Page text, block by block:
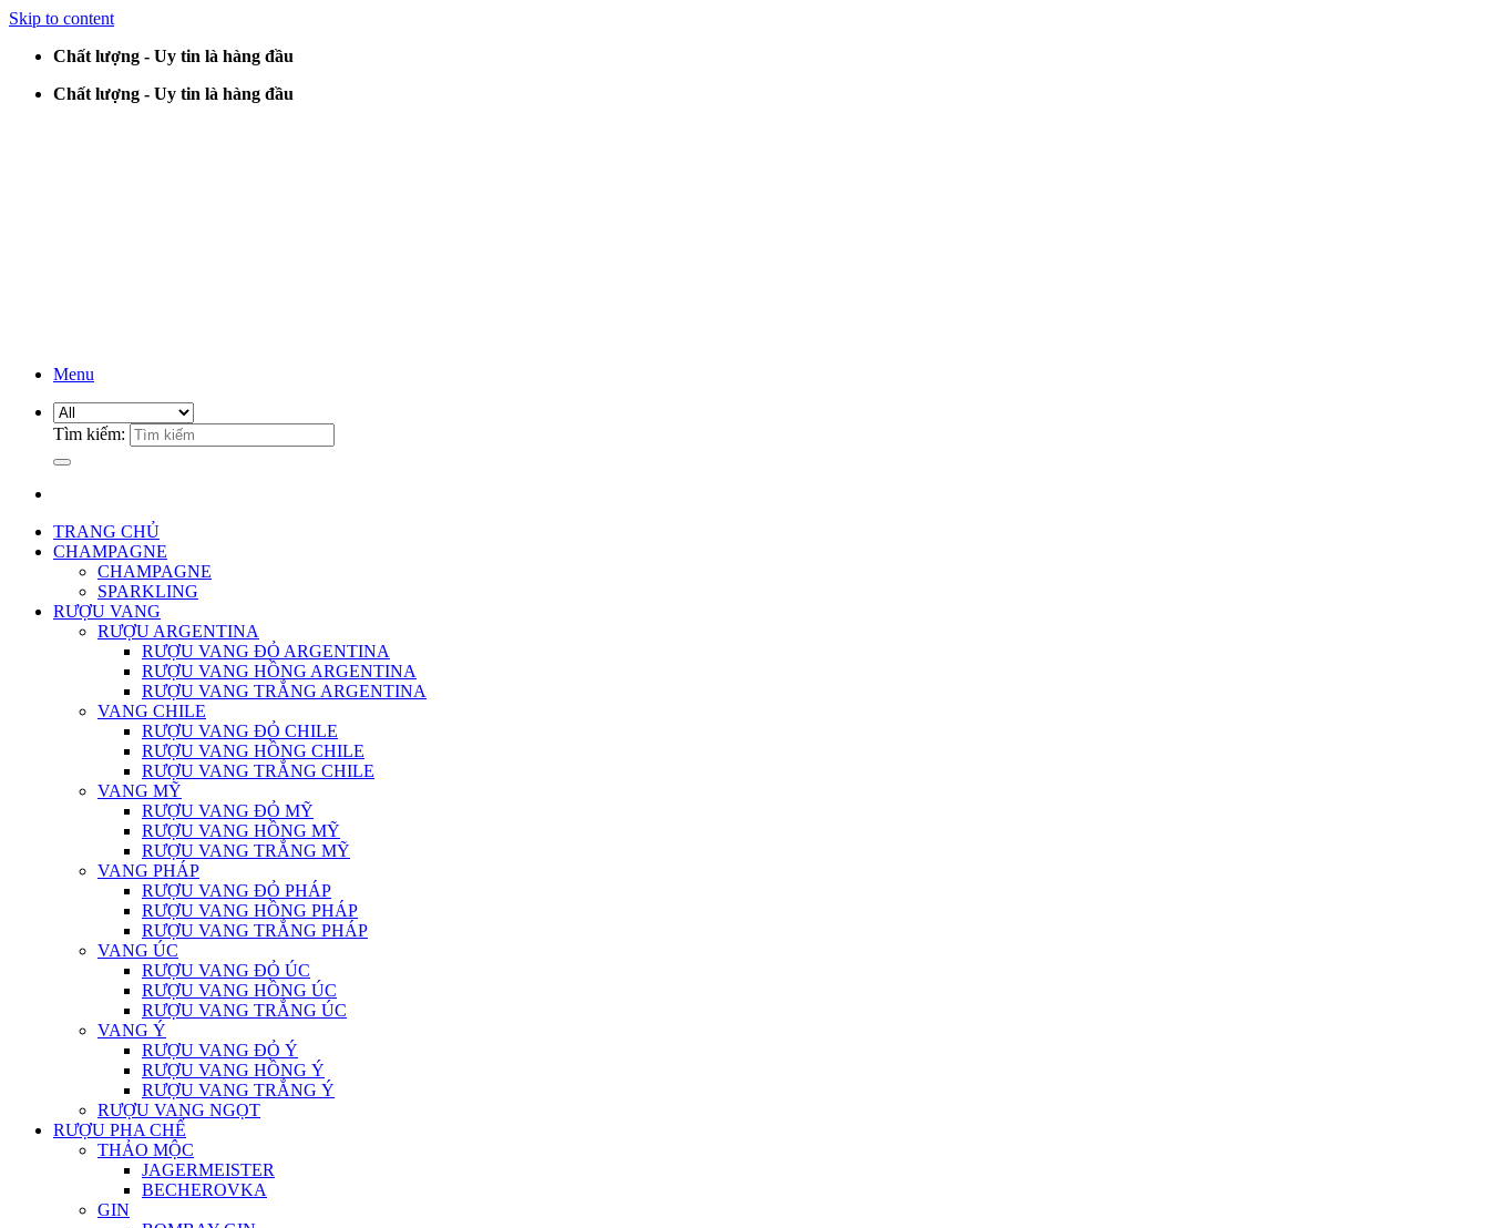
Skip to content
Chất lượng - Uy tin là hàng đầu
Chất lượng - Uy tin là hàng đầu
Menu
Tìm kiếm:
TRANG CHỦ
CHAMPAGNE
CHAMPAGNE
SPARKLING
RƯỢU VANG
RƯỢU ARGENTINA
RƯỢU VANG ĐỎ ARGENTINA
RƯỢU VANG HỒNG ARGENTINA
RƯỢU VANG TRẮNG ARGENTINA
VANG CHILE
RƯỢU VANG ĐỎ CHILE
RƯỢU VANG HỒNG CHILE
RƯỢU VANG TRẮNG CHILE
VANG MỸ
RƯỢU VANG ĐỎ MỸ
RƯỢU VANG HỒNG MỸ
RƯỢU VANG TRẮNG MỸ
VANG PHÁP
RƯỢU VANG ĐỎ PHÁP
RƯỢU VANG HỒNG PHÁP
RƯỢU VANG TRẮNG PHÁP
VANG ÚC
RƯỢU VANG ĐỎ ÚC
RƯỢU VANG HỒNG ÚC
RƯỢU VANG TRẮNG ÚC
VANG Ý
RƯỢU VANG ĐỎ Ý
RƯỢU VANG HỒNG Ý
RƯỢU VANG TRẮNG Ý
RƯỢU VANG NGỌT
RƯỢU PHA CHẾ
THẢO MỘC
JAGERMEISTER
BECHEROVKA
GIN